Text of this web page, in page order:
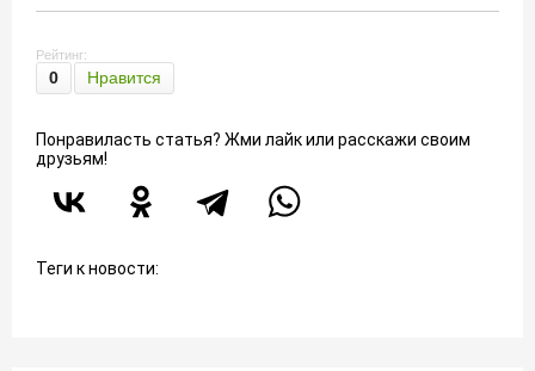
Рейтинг:
0 Нравится
Понравиласть статья? Жми лайк или расскажи своим
друзьям!
Теги к новости: